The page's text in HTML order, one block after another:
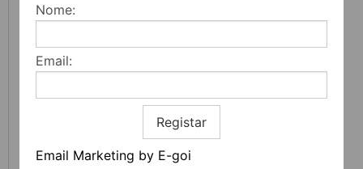
Nome:
Email:
Registar
Email Marketing by E-goi
UVVA REGRESSA A AMARANTE PARA
CULTURA